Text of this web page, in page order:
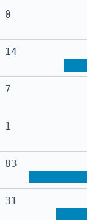
0
14
7
1
83
31